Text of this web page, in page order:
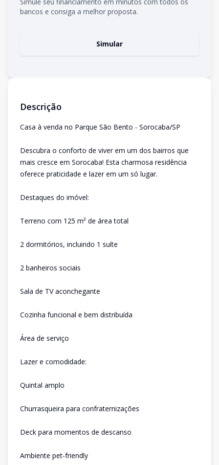
bancos e consiga a melhor proposta.
Simular
Descrição
Casa à venda no Parque São Bento - Sorocaba/SP
Descubra o conforto de viver em um dos bairros que
mais cresce em Sorocaba! Esta charmosa residência
oferece praticidade e lazer em um só lugar.
Destaques do imóvel:
Terreno com 125 m² de área total
2 dormitórios, incluindo 1 suíte
2 banheiros sociais
Sala de TV aconchegante
Cozinha funcional e bem distribuída
Área de serviço
Lazer e comodidade:
Quintal amplo
Churrasqueira para confraternizações
Deck para momentos de descanso
Ambiente pet-friendly